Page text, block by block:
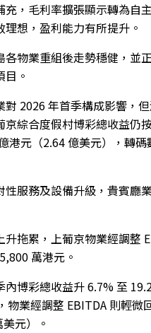
充，毛利率擴張顯示轉為自
想，盈利能力有所提升。
各物業重組後走勢穩健，並
。
對 2026 年首季構成影響，
京綜合度假村博彩總收益仍
港元（2.64 億美元），轉
性服務及設備升級，貴賓廳
拖累，上葡京物業經調整
萬港元。
內博彩總收益升 6.7% 至
物業經調整 EBITDA 則輕微
元）。